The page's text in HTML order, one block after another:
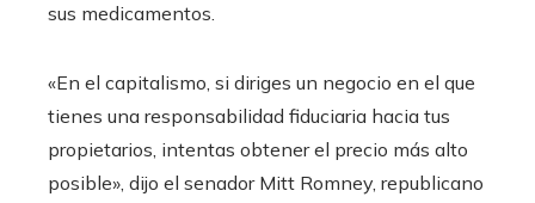
sus medicamentos.
«En el capitalismo, si diriges un negocio en el que
tienes una responsabilidad fiduciaria hacia tus
propietarios, intentas obtener el precio más alto
posible», dijo el senador Mitt Romney, republicano